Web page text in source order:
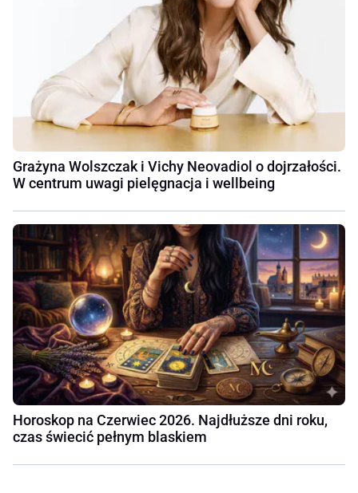
Grażyna Wolszczak i Vichy Neovadiol o dojrzałości.
W centrum uwagi pielęgnacja i wellbeing
Horoskop na Czerwiec 2026. Najdłuższe dni roku,
czas świecić pełnym blaskiem